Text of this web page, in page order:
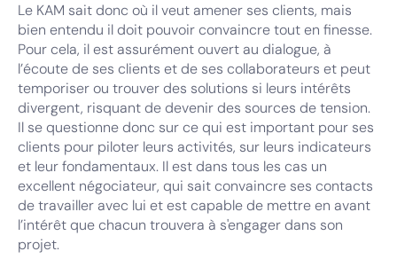
Le KAM sait donc où il veut amener ses clients, mais
bien entendu il doit pouvoir convaincre tout en finesse.
Pour cela, il est assurément ouvert au dialogue, à
l’écoute de ses clients et de ses collaborateurs et peut
temporiser ou trouver des solutions si leurs intérêts
divergent, risquant de devenir des sources de tension.
Il se questionne donc sur ce qui est important pour ses
clients pour piloter leurs activités, sur leurs indicateurs
et leur fondamentaux. Il est dans tous les cas un
excellent négociateur, qui sait convaincre ses contacts
de travailler avec lui et est capable de mettre en avant
l’intérêt que chacun trouvera à s'engager dans son
projet.